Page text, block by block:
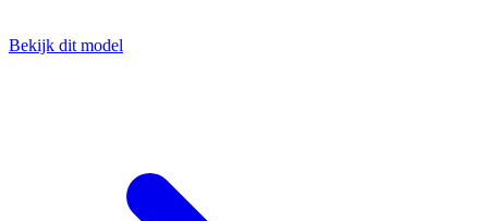
Bekijk dit model